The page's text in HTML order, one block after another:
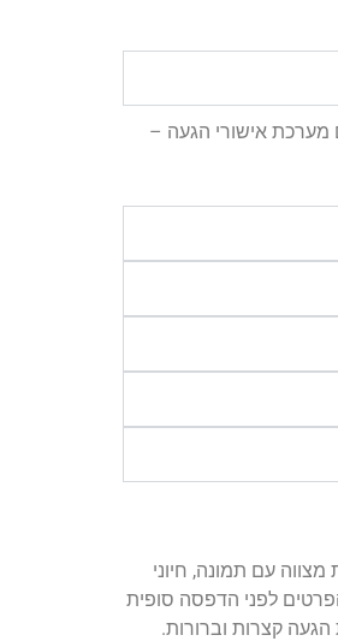
₪. מבצע משולב של הזמנת תמונה עם מערכת אישורי הגעה –
עם תמונה, חיוני
לפני הדפסה סופית
קצרות וברורות.